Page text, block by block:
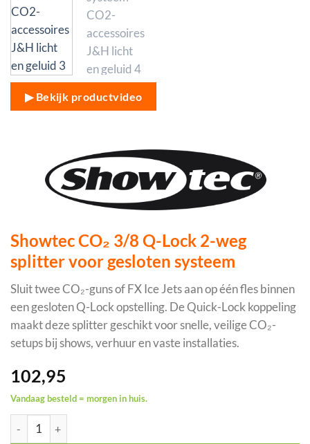
▶ Bekijk productvideo
Showtec CO₂ 3/8 Q-Lock 2-weg
splitter voor gesloten systeem
Sluit twee CO₂-guns of FX Ice Jets aan op één fles binnen
een gesloten Q-Lock opstelling. De Quick-Lock koppeling
maakt deze splitter geschikt voor snelle, veilige CO₂-
setups bij shows, verhuur en vaste installaties.
102,95
Vandaag besteld = morgen in huis.
Showtec CO₂ 3/8 Q-Lock 2-weg splitter voor gesloten systeem